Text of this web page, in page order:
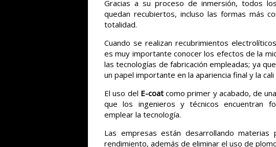
Gracias a su proceso de inmersión, todos
quedan recubiertos, incluso las formas más
totalidad.
Cuando se realizan recubrimientos
es muy importante conocer los efectos de la
las tecnologías de fabricación empleadas; ya
un papel importante en la apariencia final y la
El uso del E-coatcomo primer y acabado, de
que los ingenieros y técnicos encuentran
emplear la tecnología.
Las empresas están desarrollando
rendimiento, además de eliminar el uso de